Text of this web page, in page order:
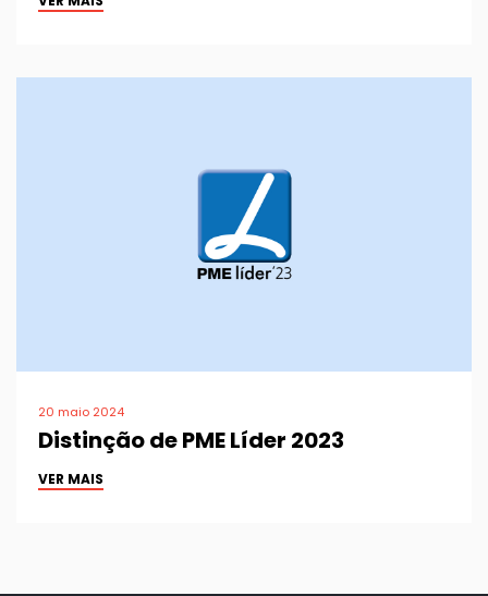
20 maio 2024
Distinção de PME Líder 2023
VER MAIS